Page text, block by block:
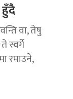
वा, तेषु
स्वर्गे
रमाउने,